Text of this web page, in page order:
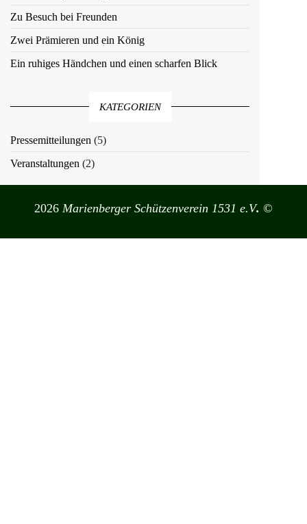
Zu Besuch bei Freunden
Zwei Prämieren und ein König
Ein ruhiges Händchen und einen scharfen Blick
KATEGORIEN
Pressemitteilungen (5)
Veranstaltungen (2)
2026 Marienberger Schützenverein 1531 e.V. ©